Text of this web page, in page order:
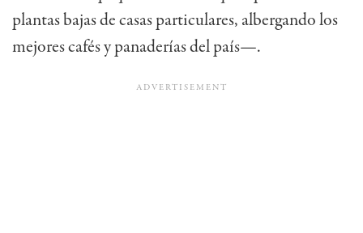
plantas bajas de casas particulares, albergando los
mejores cafés y panaderías del país—.